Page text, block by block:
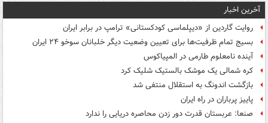
آخرین اخبار
روایت گاردین از «دیپلماسی کودکستانی» ترامپ در برابر ایران
بسیج تمام ظرفیت‌ها برای تعیین وضعیت دیگر خلبانان سوخو ۲۴ ایران
آینده نامعلوم طارمی در المپیاکوس
کره شمالی یک موشک بالستیک شلیک کرد
بازگشت اندونگ به استقلال منتفی شد
پاییز پرباران در راه ایران
صنعا: عربستان قدرت دور زدن محاصره دریایی را ندارد